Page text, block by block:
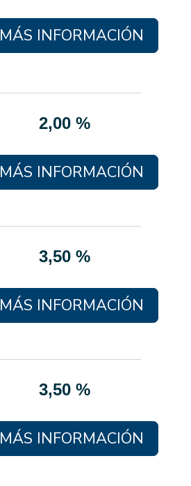
MÁS INFORMACIÓN
2,00 %
MÁS INFORMACIÓN
3,50 %
MÁS INFORMACIÓN
3,50 %
MÁS INFORMACIÓN